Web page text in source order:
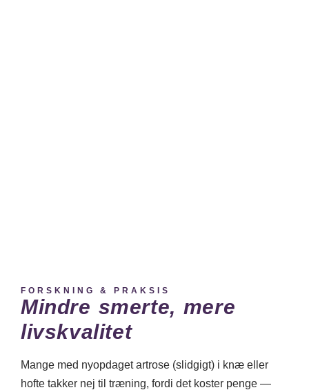
FORSKNING & PRAKSIS
Mindre smerte, mere
livskvalitet
Mange med nyopdaget artrose (slidgigt) i knæ eller
hofte takker nej til træning, fordi det koster penge —